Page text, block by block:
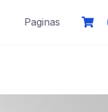
Paginas